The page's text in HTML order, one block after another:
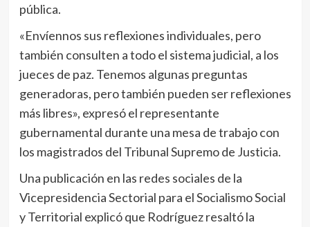
pública.
«Envíennos sus reflexiones individuales, pero
también consulten a todo el sistema judicial, a los
jueces de paz. Tenemos algunas preguntas
generadoras, pero también pueden ser reflexiones
más libres», expresó el representante
gubernamental durante una mesa de trabajo con
los magistrados del Tribunal Supremo de Justicia.
Una publicación en las redes sociales de la
Vicepresidencia Sectorial para el Socialismo Social
y Territorial explicó que Rodríguez resaltó la